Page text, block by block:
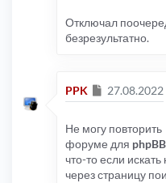
Отключал
безрезультатно.
PPK Сообщение
27.08.2022
Не могу повторить
форуме для
что-то если
через страницу